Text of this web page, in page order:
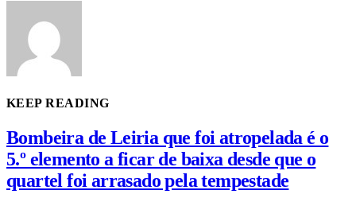
KEEP READING
Bombeira de Leiria que foi atropelada é o
5.º elemento a ficar de baixa desde que o
quartel foi arrasado pela tempestade